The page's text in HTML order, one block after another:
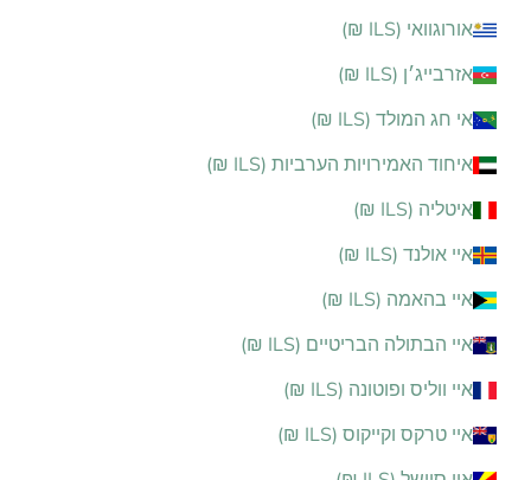
אורוגוואי (ILS ₪)
אזרבייג׳ן (ILS ₪)
אי חג המולד (ILS ₪)
איחוד האמירויות הערביות (ILS ₪)
איטליה (ILS ₪)
איי אולנד (ILS ₪)
איי בהאמה (ILS ₪)
איי הבתולה הבריטיים (ILS ₪)
איי ווליס ופוטונה (ILS ₪)
איי טרקס וקייקוס (ILS ₪)